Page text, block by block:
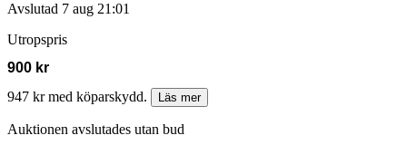
Avslutad 7 aug 21:01
Utropspris
900 kr
947 kr med köparskydd.
Läs mer
Auktionen avslutades utan bud